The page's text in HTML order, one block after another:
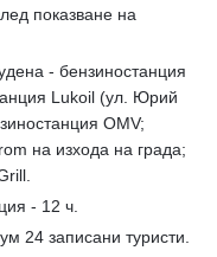
показване на
- бензиностанция
Lukoil (ул. Юрий
OMV;
на изхода на града;
- 12 ч.
24 записани туристи.